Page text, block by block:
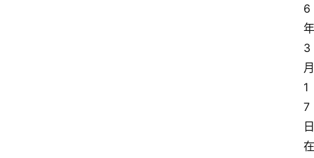
6
年
3
月
1
7
日
在